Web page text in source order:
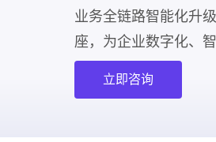
业务全链路智能化升
座，为企业数字化、
立即咨询